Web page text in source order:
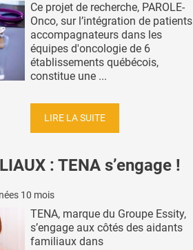
Ce projet de recherche, PAROLE-
Onco, sur l’intégration de patients
accompagnateurs dans les
équipes d'oncologie de 6
établissements québécois,
constitue une ...
LIRE LA SUITE
: TENA s’engage !
10 mois
TENA, marque du Groupe Essity,
s’engage aux côtés des aidants
familiaux dans